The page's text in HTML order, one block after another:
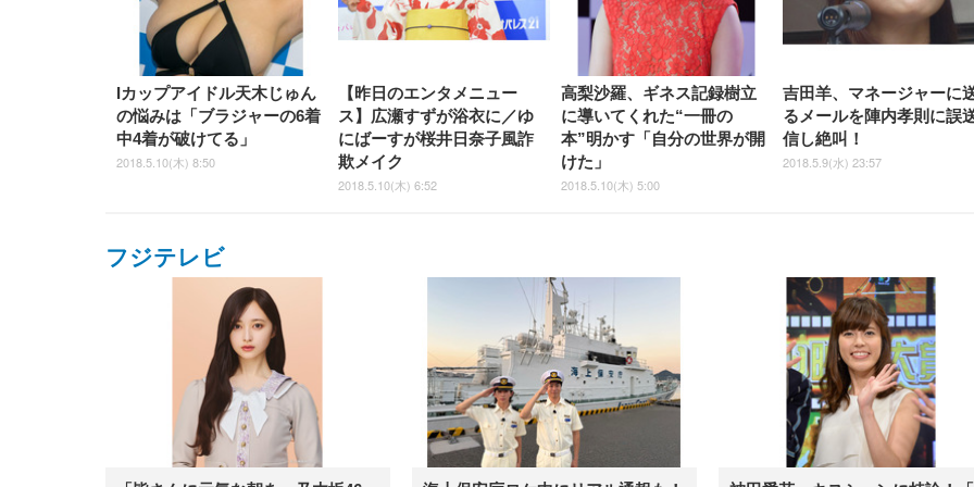
Iカップアイドル天木じゅん
の悩みは「ブラジャーの6着
中4着が破けてる」
2018.5.10(木) 8:50
【昨日のエンタメニュー
ス】広瀬すずが浴衣に／ゆ
にばーすが桜井日奈子風詐
欺メイク
2018.5.10(木) 6:52
高梨沙羅、ギネス記録樹立
に導いてくれた“一冊の
本”明かす「自分の世界が開
けた」
2018.5.10(木) 5:00
吉田羊、マネージャーに
るメールを陣内孝則に誤
信し絶叫！
2018.5.9(水) 23:57
フジテレビ